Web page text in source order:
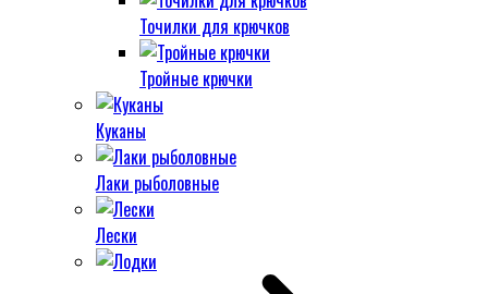
Точилки для крючков
Тройные крючки
Куканы
Лаки рыболовные
Лески